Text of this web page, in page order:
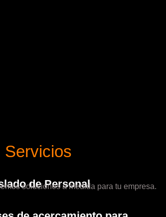
Servicios
de Personal
soluciones a medida para tu empresa.